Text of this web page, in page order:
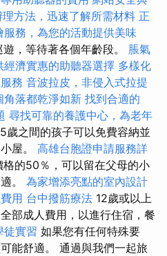
方法，迅速了解所需材料 正
服務，為您的活動提供美味
，等待著各個年齡段。 脹氣
濟實惠的助聽器選擇 多樣化
務 音波拉皮，非侵入式拉提
角落都乾淨如新 找到合適的
尋找可靠的養護中心，為老年
歲之間的孩子可以免費容納並
屋。 高雄台胞證申請服務詳
的50％，可以留在父母的小
。 為家增添亮點的室內設計
用 台中撥筋療法 12歲或以上
部成人費用，以進行住宿，餐
徒實習 如果您有任何特殊要
能舒適。 通過與我們一起旅